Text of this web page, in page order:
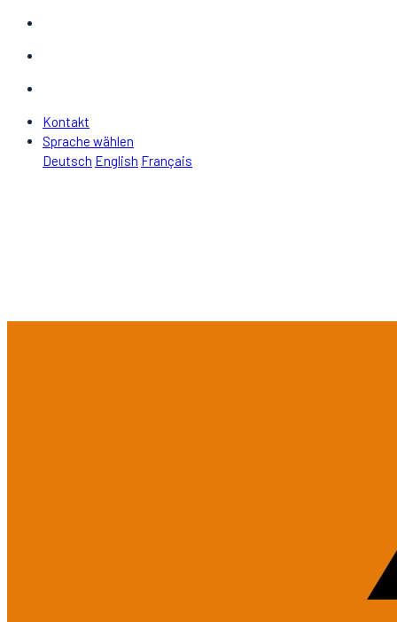
Kontakt
Sprache wählen
Deutsch English Français